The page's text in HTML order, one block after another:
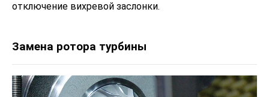
отключение вихревой заслонки.
Замена ротора турбины